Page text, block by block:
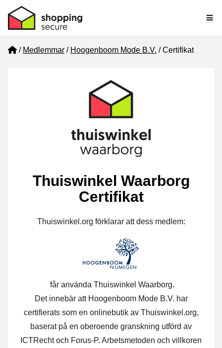
Home
Medlemmar Hoogenboom Mode B.V. Certifikat
Thuiswinkel Waarborg
Certifikat
Thuiswinkel.org förklarar att dess medlem:
får använda Thuiswinkel Waarborg.
Det innebär att Hoogenboom Mode B.V. har
certifierats som en onlinebutik av Thuiswinkel.org,
baserat på en oberoende granskning utförd av
ICTRecht och Forus-P. Arbetsmetoden och villkoren